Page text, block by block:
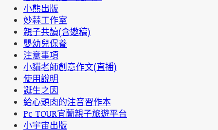
小熊出版
妙蒜工作室
親子共讀(含邀稿)
嬰幼兒保養
注意事項
小貓老師創意作文(直播)
使用說明
誕生之因
給心頭肉的注音習作本
Pc TOUR宜蘭親子旅遊平台
小宇宙出版